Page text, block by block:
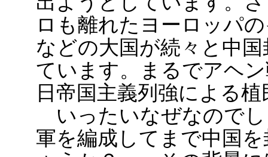
ロも離れたヨーロッパ
などの大国が続々と中
ています。まるでアヘ
日帝国主義列強による
いったいなぜなのでし
軍を編成してまで中国